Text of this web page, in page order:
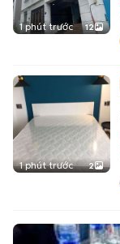
1 phút trước 12
1 phút trước 2